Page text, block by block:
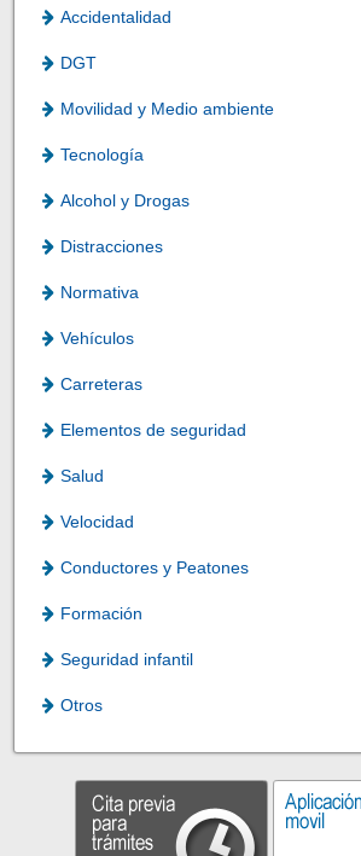
Accidentalidad
DGT
Movilidad y Medio ambiente
Tecnología
Alcohol y Drogas
Distracciones
Normativa
Vehículos
Carreteras
Elementos de seguridad
Salud
Velocidad
Conductores y Peatones
Formación
Seguridad infantil
Otros